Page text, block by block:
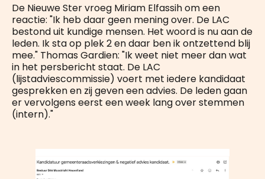
De Nieuwe Ster vroeg Miriam Elfassih om een
reactie: "Ik heb daar geen mening over. De LAC
bestond uit kundige mensen. Het woord is nu aan de
leden. Ik sta op plek 2 en daar ben ik ontzettend blij
mee." Thomas Gardien: "Ik weet niet meer dan wat
in het persbericht staat. De LAC
(lijstadviescommissie) voert met iedere kandidaat
gesprekken en zij geven een advies. De leden gaan
er vervolgens eerst een week lang over stemmen
(intern)."